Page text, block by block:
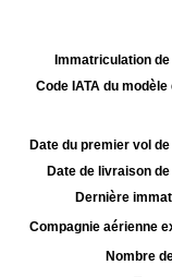
Immatriculation
Code IATA du
Date du premier vol
Date de livraison
Dernière
Compagnie aérienne
Nombre